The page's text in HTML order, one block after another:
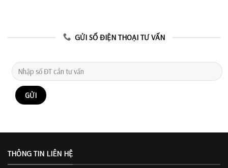
GỬI SỐ ĐIỆN THOẠI TƯ VẤN
THÔNG TIN LIÊN HỆ